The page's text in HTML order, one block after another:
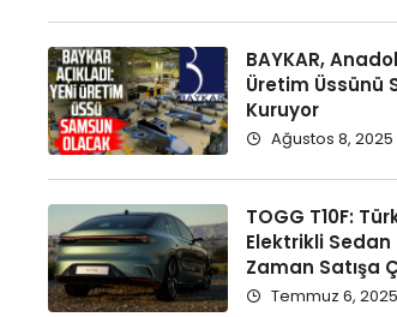
BAYKAR,
Üretim Üssünü
Kuruyor
Ağustos 8, 2025
TOGG T10F:
Elektrikli Sedan
Zaman Satışa
Fiyatı Ne
Temmuz 6, 2025